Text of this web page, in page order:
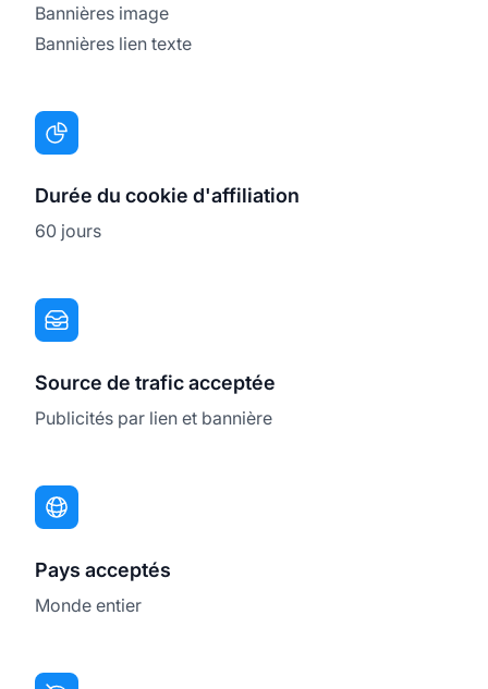
Bannières image
Bannières lien texte
Durée du cookie d'affiliation
60 jours
Source de trafic acceptée
Publicités par lien et bannière
Pays acceptés
Monde entier